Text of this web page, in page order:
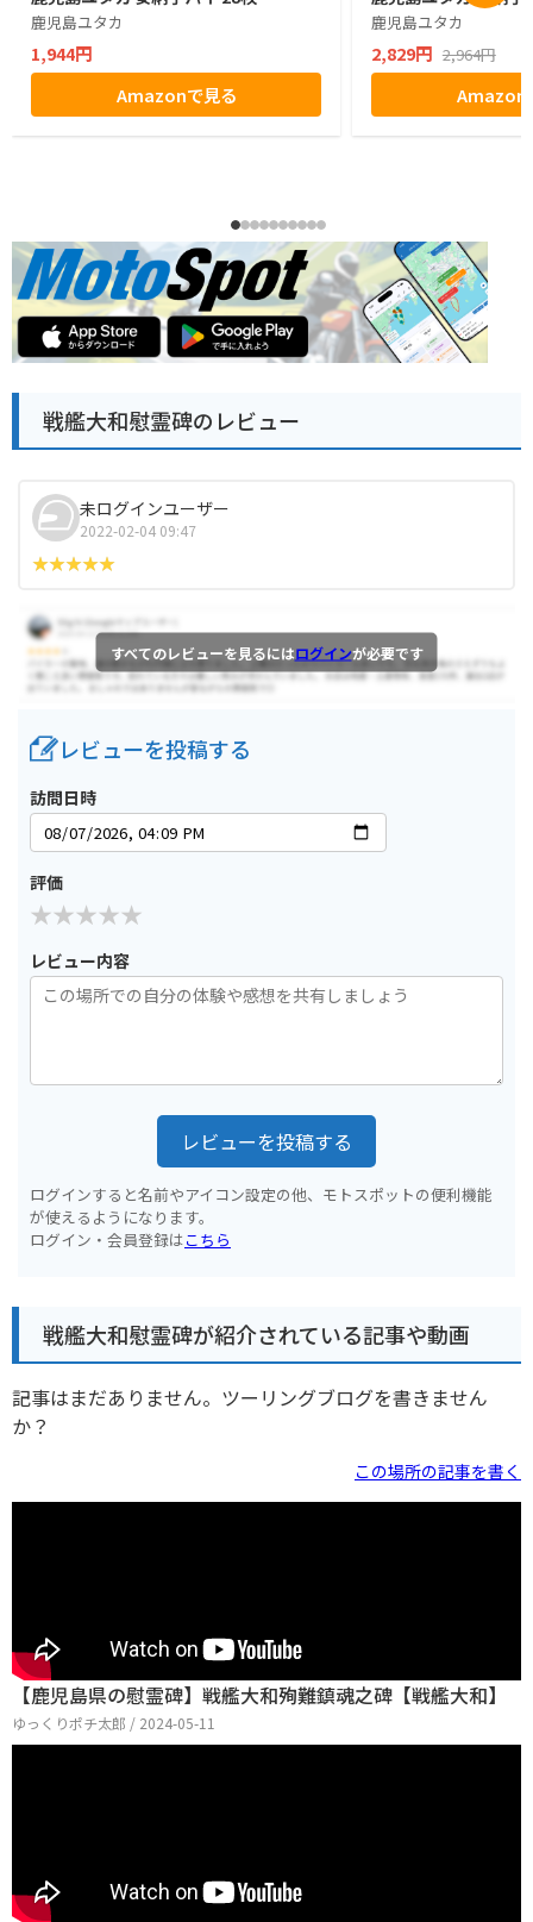
鹿児島ユタカ
1,944円
Amazonで見る
鹿児島ユタカ
2,829円 2,964円
Amazon
戦艦大和慰霊碑のレビュー
未ログインユーザー
2022-02-04 09:47
すべてのレビューを見るにはログインが必要です
レビューを投稿する
訪問日時
評価
レビュー内容
レビューを投稿する
ログインすると名前やアイコン設定の他、モトスポットの便利機能
が使えるようになります。
ログイン・会員登録はこちら
戦艦大和慰霊碑が紹介されている記事や動画
記事はまだありません。ツーリングブログを書きません
か？
この場所の記事を書く
【鹿児島県の慰霊碑】戦艦大和殉難鎮魂之碑【戦艦大和】
ゆっくりポチ太郎 / 2024-05-11